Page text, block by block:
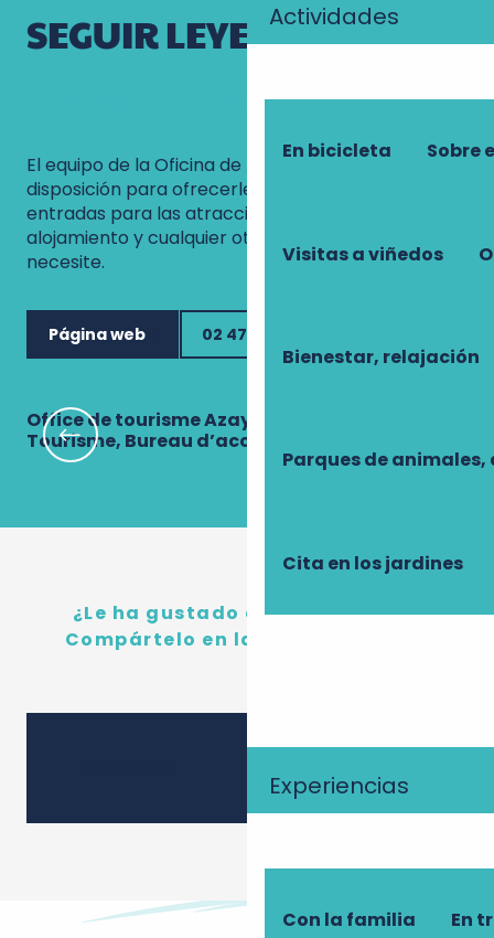
Actividades
En bicicleta Sobre
Visitas a viñedos
Bienestar, relajación
Parques de
Cita en los jardines
Experiencias
Con la familia En
SEGUIR LEYENDO
Oficina de Turismo de Azay Chinon
El equipo de la Oficina de Turismo está a su
disposición para ofrecerle visitas guiadas,
entradas para las atracciones turísticas, paseos,
alojamiento y cualquier otra información que
necesite.
Página web 02 47 93 17 85
Office de tourisme Azay-Chinon Val de Loire
Tourisme, Bureau d’accueil d'Azay-le-Rideau
¿Le ha gustado este contenido?
Compártelo en las redes sociales